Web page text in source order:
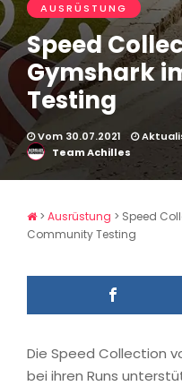
AUSRÜSTUNG
Speed
Gymshark
Testing
Vom 30.07.2021
Team Achilles
> Ausrüstung > Speed
Community Testing
Die Speed Collection
bei ihren Runs